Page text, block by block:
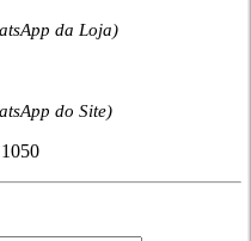
da Loja)
do Site)